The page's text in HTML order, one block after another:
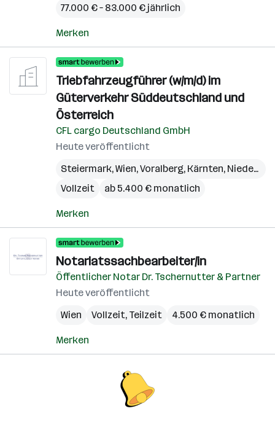
77.000 € – 83.000 € jährlich
Merken
Triebfahrzeugführer (w/m/d) im
Güterverkehr Süddeutschland und
Österreich
CFL cargo Deutschland GmbH
Heute veröffentlicht
Steiermark,Wien,Voralberg, Kärnten, Niederösterreich
Vollzeit
ab 5.400 € monatlich
Merken
Notariatssachbearbeiter/in
Öffentlicher Notar Dr. Tschernutter & Partner
Heute veröffentlicht
Wien
Vollzeit, Teilzeit 4.500 € monatlich
Merken